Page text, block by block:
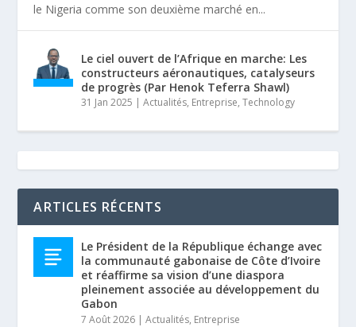
le Nigeria comme son deuxième marché en...
Le ciel ouvert de l’Afrique en marche: Les
constructeurs aéronautiques, catalyseurs
de progrès (Par Henok Teferra Shawl)
31 Jan 2025 |Actualités, Entreprise,Technology
ARTICLES RÉCENTS
Le Président de la République échange avec
la communauté gabonaise de Côte d’Ivoire
et réaffirme sa vision d’une diaspora
pleinement associée au développement du
Gabon
7 Août 2026 |Actualités, Entreprise